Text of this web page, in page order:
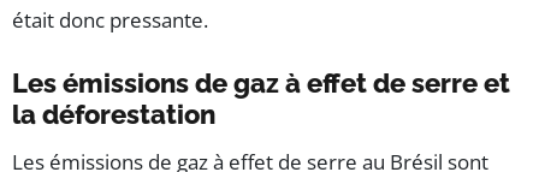
était donc pressante.
Les émissions de gaz à effet de serre et
la déforestation
Les émissions de gaz à effet de serre au Brésil sont